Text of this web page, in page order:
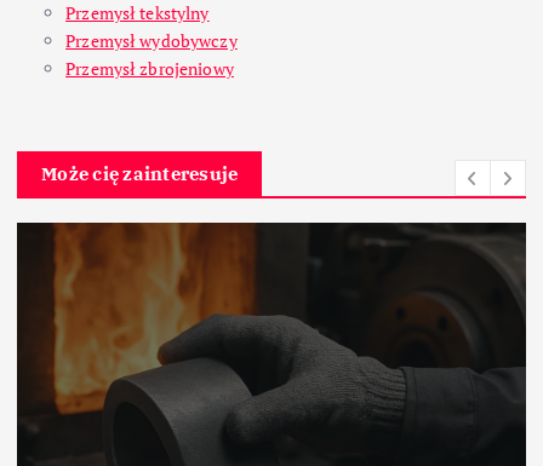
Przemysł tekstylny
Przemysł wydobywczy
Przemysł zbrojeniowy
Może cię zainteresuje